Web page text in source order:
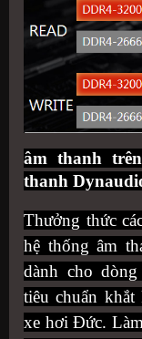
âm thanh
thanh
Thưởng thức
hệ thống âm
dành cho
tiêu chuẩn
xe hơi Đức.